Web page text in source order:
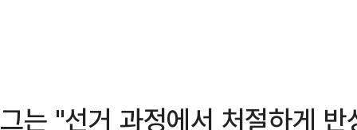
그는 "선거 과정에서 처절하게